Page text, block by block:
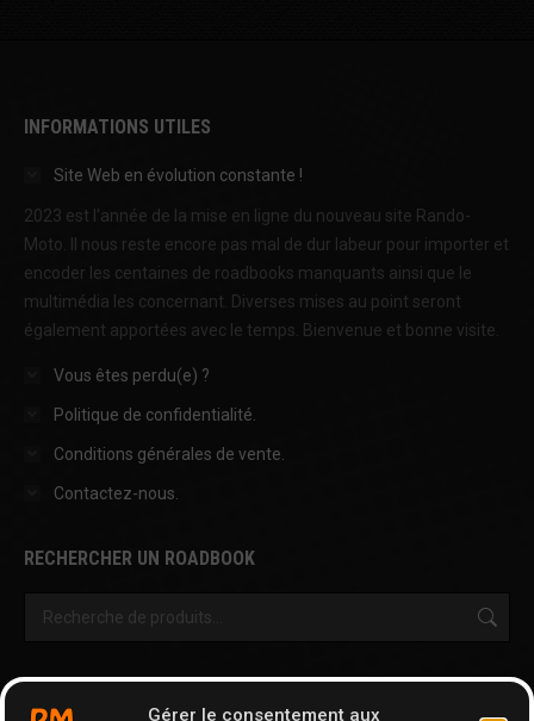
Gérer le consentement aux
INFORMATIONS UTILES
Site Web en évolution constante !
2023 est l'année de la mise en ligne du nouveau site Rando-
Moto. Il nous reste encore pas mal de dur labeur pour importer et
encoder les centaines de roadbooks manquants ainsi que le
multimédia les concernant. Diverses mises au point seront
également apportées avec le temps. Bienvenue et bonne visite.
Vous êtes perdu(e) ?
Politique de confidentialité.
Conditions générales de vente.
Contactez-nous.
RECHERCHER UN ROADBOOK